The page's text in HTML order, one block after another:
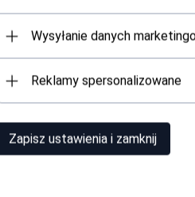
Wysyłanie danych
Reklamy spersonalizowane
Zapisz ustawienia i zamknij